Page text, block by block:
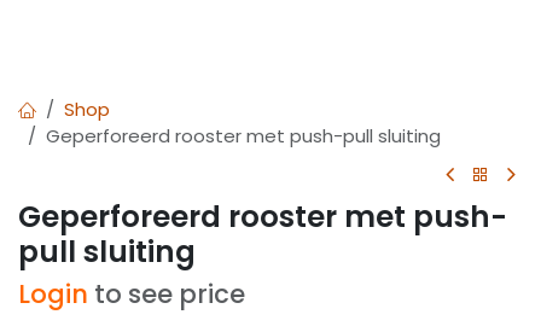
Shop
Geperforeerd rooster met push-pull sluiting
Geperforeerd rooster met push-
pull sluiting
Login to see price